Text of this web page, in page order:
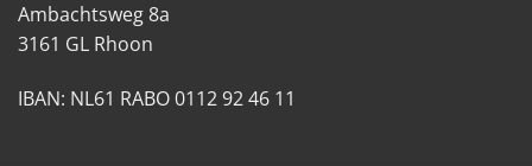
Ambachtsweg 8a
3161 GL Rhoon
IBAN: NL61 RABO 0112 92 46 11